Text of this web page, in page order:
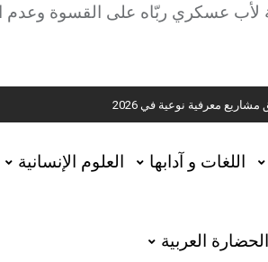
لأب عسكري ربّاه على القسوة وعدم
العربية
معرفية نوعية في 2026
اللغات و آدابها العلوم الإنسانية
الحضارة العربية